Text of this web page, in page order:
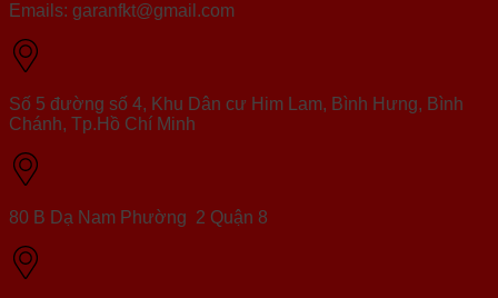
Emails: garanfkt@gmail.com
Số 5 đường số 4, Khu Dân cư Him Lam, Bình Hưng, Bình
Chánh, Tp.Hồ Chí Minh
80 B Dạ Nam Phường 2 Quận 8